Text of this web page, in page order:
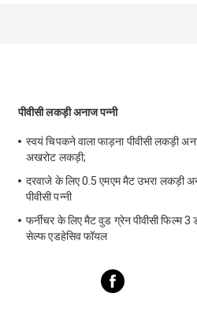
पीवीसी लकड़ी अनाज पन्नी
स्वयं चिपकने वाला फाड़ना पीवीसी लकड़ी
अखरोट लकड़ी;
दरवाजे के लिए 0.5 एमएम मैट उभरा लकड़ी
पीवीसी पन्नी
फर्नीचर के लिए मैट वुड ग्रेन पीवीसी फिल्म 3
सेल्फ एडहेसिव फॉयल